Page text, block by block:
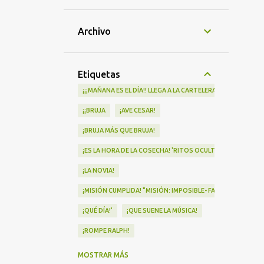
Archivo
Etiquetas
¡¡¡MAÑANA ES EL DÍA!! LLEGA A LA CARTELERA "MAD HEIDI"
¡¡BRUJA ¡AVE CESAR!
¡BRUJA MÁS QUE BRUJA!
¡ES LA HORA DE LA COSECHA! 'RITOS OCULTOS' LLEGA A
¡LA NOVIA!
¡MISIÓN CUMPLIDA! "MISIÓN: IMPOSIBLE- FALLOUT" Nº1 EN
¡QUÉ DÍA!' ¡QUE SUENE LA MÚSICA!
¡ROMPE RALPH!
¡VA POR NOSOTRAS!
MOSTRAR MÁS